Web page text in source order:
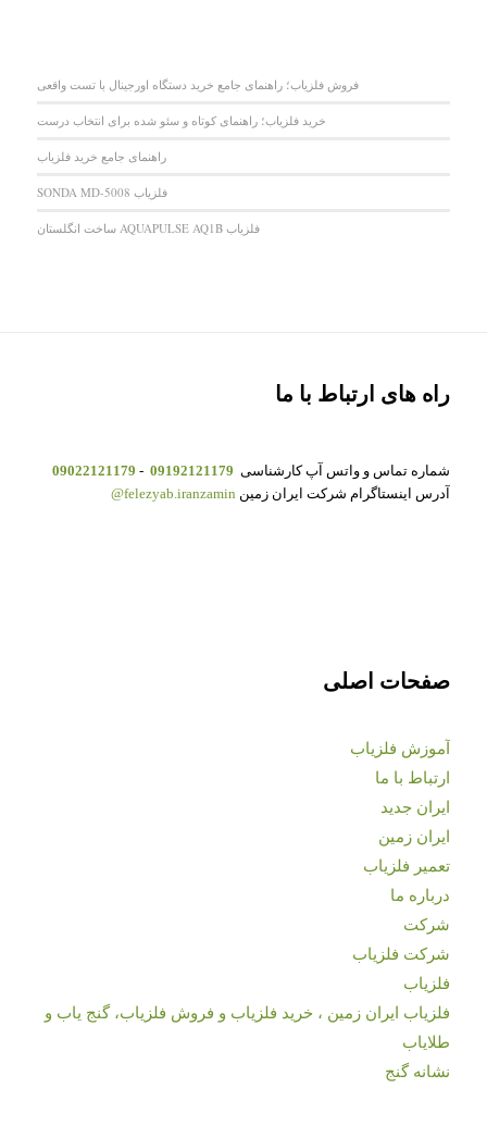
فروش فلزیاب؛ راهنمای جامع خرید دستگاه اورجینال با تست واقعی
خرید فلزیاب؛ راهنمای کوتاه و سئو شده برای انتخاب درست
راهنمای جامع خرید فلزیاب
فلزیاب SONDA MD-5008
فلزیاب AQUAPULSE AQ1B ساخت انگلستان
راه های ارتباط با ما
شماره تماس و واتس آپ کارشناسی 09192121179
-
09022121179
آدرس اینستاگرام شرکت ایران زمین felezyab.iranzamin@
صفحات اصلی
آموزش فلزیاب
ارتباط با ما
ایران جدید
ایران زمین
تعمیر فلزیاب
درباره ما
شرکت
شرکت فلزیاب
فلزیاب
فلزیاب ایران زمین ، خرید فلزیاب و فروش فلزیاب، گنج یاب و
طلایاب
نشانه گنج